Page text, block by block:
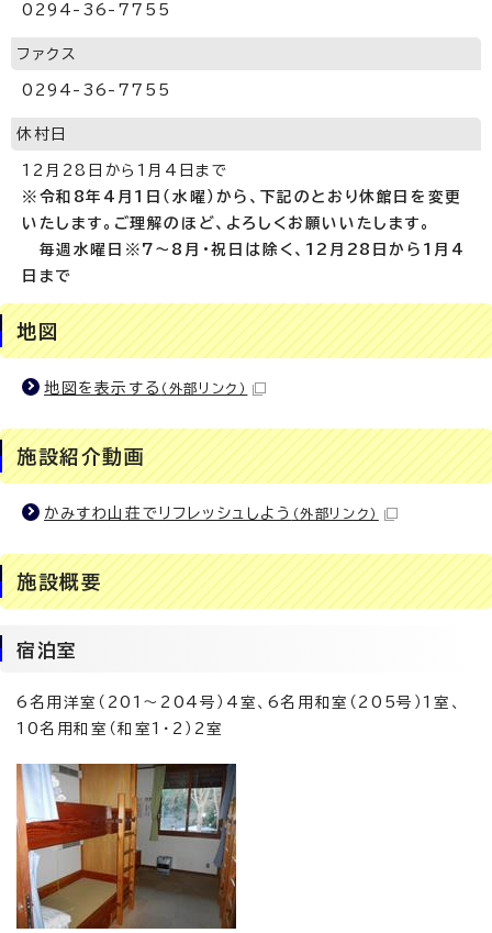
0294-36-7755
ファクス
0294-36-7755
休村日
12月28日から1月4日まで
※令和8年4月1日（水曜）から、下記のとおり休館日を変更
いたします。ご理解のほど、よろしくお願いいたします。
毎週水曜日※7～8月・祝日は除く、12月28日から1月4
日まで
地図
地図を表示する （外部リンク）
施設紹介動画
かみすわ山荘でリフレッシュしよう （外部リンク）
施設概要
宿泊室
6名用洋室（201～204号）4室、6名用和室（205号）1室、
10名用和室（和室1・2）2室